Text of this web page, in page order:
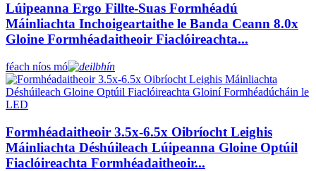
Lúipeanna Ergo Fillte-Suas Formhéadú
Máinliachta Inchoigeartaithe le Banda Ceann 8.0x
Gloine Formhéadaitheoir Fiaclóireachta...
féach níos mó
Formhéadaitheoir 3.5x-6.5x Oibríocht Leighis
Máinliachta Déshúileach Lúipeanna Gloine Optúil
Fiaclóireachta Formhéadaitheoir...